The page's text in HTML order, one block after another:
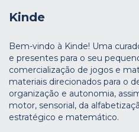
Kinde
Bem-vindo à Kinde! Uma
e presentes para o seu
comercialização de jogos e
materiais direcionados para o
organização e autonomia,
motor, sensorial, da
estratégico e matemático.